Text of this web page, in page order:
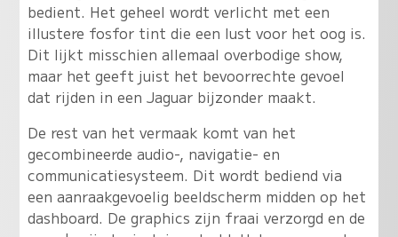
bedient. Het geheel wordt verlicht met een
illustere fosfor tint die een lust voor het oog is.
Dit lijkt misschien allemaal overbodige show,
maar het geeft juist het bevoorrechte gevoel
dat rijden in een Jaguar bijzonder maakt.
De rest van het vermaak komt van het
gecombineerde audio-, navigatie- en
communicatiesysteem. Dit wordt bediend via
een aanraakgevoelig beeldscherm midden op het
dashboard. De graphics zijn fraai verzorgd en de